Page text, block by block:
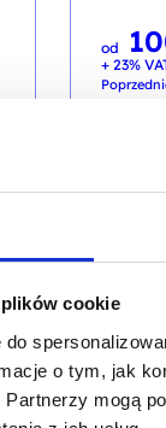
cookie
o tym, jak
mogą
od
cena
wynosiła:
290,00
Aktualna
cena
wynosi:
100,00
+ 23%
kod
learning